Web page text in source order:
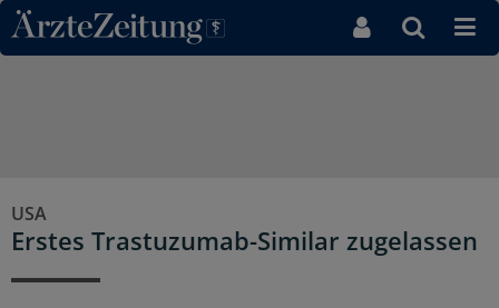
Direkt zum Inhaltsbereich
USA
Erstes Trastuzumab-Similar zugelassen